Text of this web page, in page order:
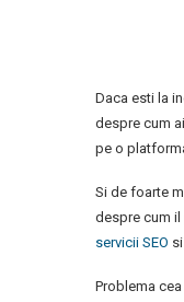
Daca esti la
despre cum
pe o
Si de foarte
despre cum il
servicii SEO
Problema